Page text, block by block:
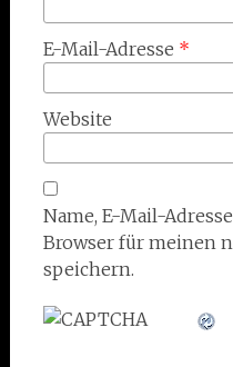
E-Mail-Adresse *
Website
Name, E-Mail-
Browser für meinen
speichern.